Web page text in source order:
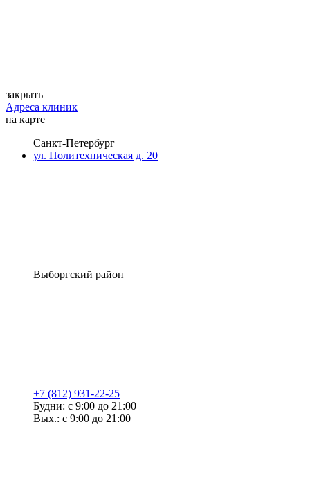
закрыть
Адреса клиник
на карте
Санкт-Петербург
ул. Политехническая д. 20
Выборгский район
+7 (812) 931-22-25
Будни: с 9:00 до 21:00
Вых.: с 9:00 до 21:00